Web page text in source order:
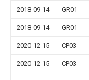
2018-09-14 GR01
2018-09-14 GR01
2020-12-15 CP03
2020-12-15 CP03